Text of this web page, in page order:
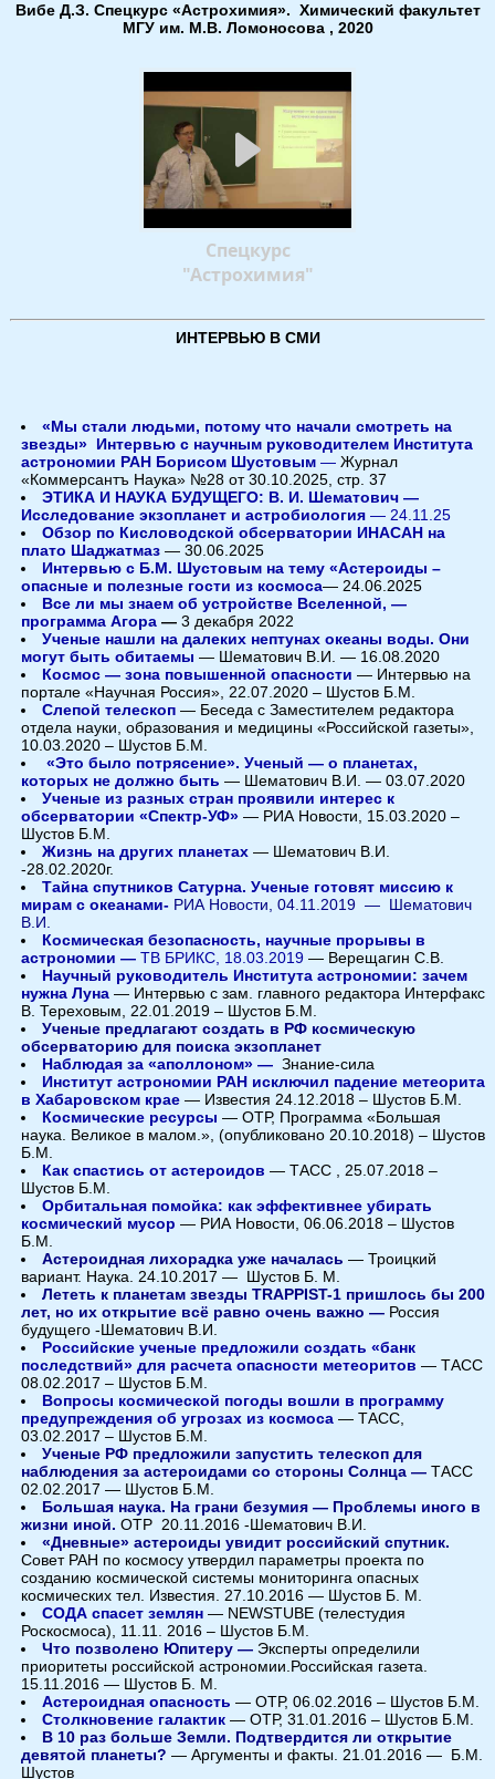
Вибе Д.З. Спецкурс «Астрохимия». Химический факультет
МГУ им. М.В. Ломоносова , 2020
Спецкурс
"Астрохимия"
ИНТЕРВЬЮ В СМИ
«Мы стали людьми, потому что начали смотреть на
звезды» Интервью с научным руководителем Института
астрономии РАН Борисом Шустовым — Журнал
«Коммерсантъ Наука» №28 от 30.10.2025, стр. 37
ЭТИКА И НАУКА БУДУЩЕГО: В. И. Шематович —
Исследование экзопланет и астробиология — 24.11.25
Обзор по Кисловодской обсерватории ИНАСАН на
плато Шаджатмаз — 30.06.2025
Интервью с Б.М. Шустовым на тему «Астероиды –
опасные и полезные гости из космоса— 24.06.2025
Все ли мы знаем об устройстве Вселенной, —
программа Агора — 3 декабря 2022
Ученые нашли на далеких нептунах океаны воды. Они
могут быть обитаемы — Шематович В.И. — 16.08.2020
Космос — зона повышенной опасности — Интервью на
портале «Научная Россия», 22.07.2020 – Шустов Б.М.
Слепой телескоп — Беседа с Заместителем редактора
отдела науки, образования и медицины «Российской газеты»,
10.03.2020 – Шустов Б.М.
«Это было потрясение». Ученый — о планетах,
которых не должно быть — Шематович В.И. — 03.07.2020
Ученые из разных стран проявили интерес к
обсерватории «Спектр-УФ» — РИА Новости, 15.03.2020 –
Шустов Б.М.
Жизнь на других планетах — Шематович В.И.
-28.02.2020г.
Тайна спутников Сатурна. Ученые готовят миссию к
мирам с океанами- РИА Новости, 04.11.2019 — Шематович
В.И.
Космическая безопасность, научные прорывы в
астрономии — ТВ БРИКС, 18.03.2019 — Верещагин С.В.
Научный руководитель Института астрономии: зачем
нужна Луна — Интервью с зам. главного редактора Интерфакс
В. Тереховым, 22.01.2019 – Шустов Б.М.
Ученые предлагают создать в РФ космическую
обсерваторию для поиска экзопланет
Наблюдая за «аполлоном» — Знание-сила
Институт астрономии РАН исключил падение метеорита
в Хабаровском крае — Известия 24.12.2018 – Шустов Б.М.
Космические ресурсы — ОТР, Программа «Большая
наука. Великое в малом.», (опубликовано 20.10.2018) – Шустов
Б.М.
Как спастись от астероидов — ТАСС , 25.07.2018 –
Шустов Б.М.
Орбитальная помойка: как эффективнее убирать
космический мусор — РИА Новости, 06.06.2018 – Шустов
Б.М.
Астероидная лихорадка уже началась — Троицкий
вариант. Наука. 24.10.2017 — Шустов Б. М.
Лететь к планетам звезды TRAPPIST-1 пришлось бы 200
лет, но их открытие всё равно очень важно — Россия
будущего -Шематович В.И.
Российские ученые предложили создать «банк
последствий» для расчета опасности метеоритов — ТАСС
08.02.2017 – Шустов Б.М.
Вопросы космической погоды вошли в программу
предупреждения об угрозах из космоса — ТАСС,
03.02.2017 – Шустов Б.М.
Ученые РФ предложили запустить телескоп для
наблюдения за астероидами со стороны Солнца — ТАСС
02.02.2017 — Шустов Б.М.
Большая наука. На грани безумия — Проблемы иного в
жизни иной. ОТР 20.11.2016 -Шематович В.И.
«Дневные» астероиды увидит российский спутник.
Совет РАН по космосу утвердил параметры проекта по
созданию космической системы мониторинга опасных
космических тел. Известия. 27.10.2016 — Шустов Б. М.
СОДА спасет землян — NEWSTUBE (телестудия
Роскосмоса), 11.11. 2016 – Шустов Б.М.
Что позволено Юпитеру — Эксперты определили
приоритеты российской астрономии.Российская газета.
15.11.2016 — Шустов Б. М.
Астероидная опасность — ОТР, 06.02.2016 – Шустов Б.М.
Столкновение галактик — ОТР, 31.01.2016 – Шустов Б.М.
В 10 раз больше Земли. Подтвердится ли открытие
девятой планеты? — Аргументы и факты. 21.01.2016 — Б.М.
Шустов